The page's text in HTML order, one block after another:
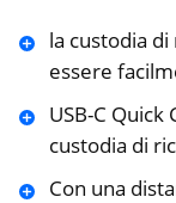
la custodia
essere
USB-C
custodia di
Con una